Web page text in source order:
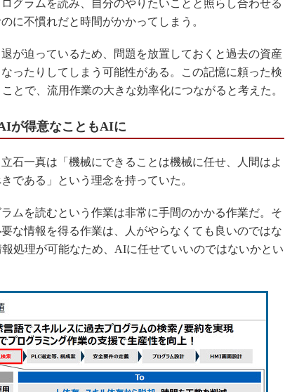
グラムを読み、自分のやりたいことと照らし合わせる
に不慣れだと時間がかかってしまう。
が迫っているため、問題を放置しておくと過去の資産
ったりしてしまう可能性がある。この記憶に頼った検
とで、流用作業の大きな効率化につながると考えた。
が得意なこともAIに
石一真は「機械にできることは機械に任せ、人間はよ
である」という理念を持っていた。
ムを読むという作業は非常に手間のかかる作業だ。そ
な情報を得る作業は、人がやらなくても良いのではな
処理が可能なため、AIに任せていいのではないかとい